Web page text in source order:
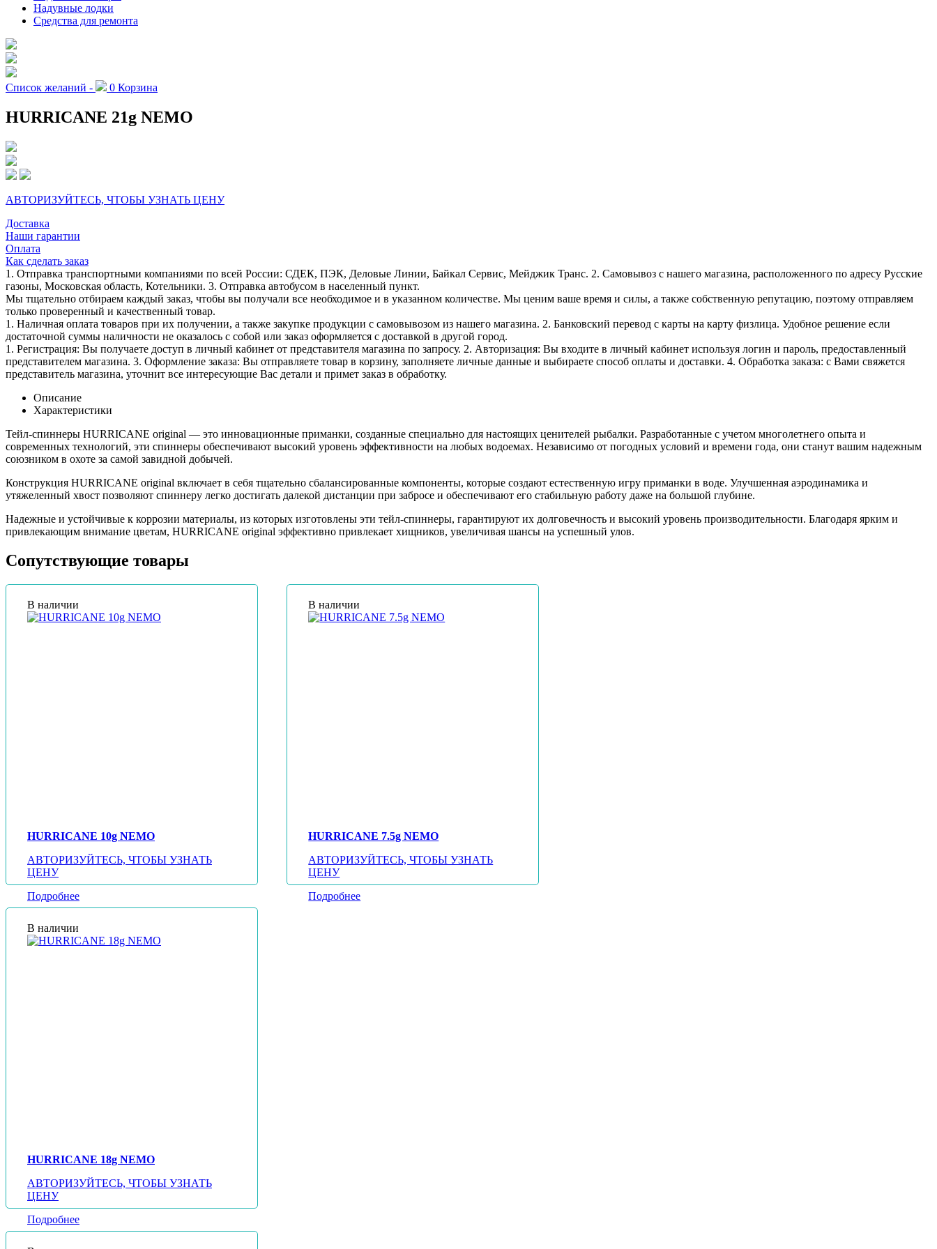
Надувные лодки
Средства для ремонта
Список желаний - 0 Корзина
HURRICANE 21g NEMO
АВТОРИЗУЙТЕСЬ, ЧТОБЫ УЗНАТЬ ЦЕНУ
Доставка
Наши гарантии
Оплата
Как сделать заказ
1. Отправка транспортными компаниями по всей России: СДЕК, ПЭК, Деловые Линии, Байкал Сервис, Мейджик Транс. 2. Самовывоз с нашего магазина, расположенного по адресу Русские
газоны, Московская область, Котельники. 3. Отправка автобусом в населенный пункт.
Мы тщательно отбираем каждый заказ, чтобы вы получали все необходимое и в указанном количестве. Мы ценим ваше время и силы, а также собственную репутацию, поэтому отправляем
только проверенный и качественный товар.
1. Наличная оплата товаров при их получении, а также закупке продукции с самовывозом из нашего магазина. 2. Банковский перевод с карты на карту физлица. Удобное решение если
достаточной суммы наличности не оказалось с собой или заказ оформляется с доставкой в другой город.
1. Регистрация: Вы получаете доступ в личный кабинет от представителя магазина по запросу. 2. Авторизация: Вы входите в личный кабинет используя логин и пароль, предоставленный
представителем магазина. 3. Оформление заказа: Вы отправляете товар в корзину, заполняете личные данные и выбираете способ оплаты и доставки. 4. Обработка заказа: с Вами свяжется
представитель магазина, уточнит все интересующие Вас детали и примет заказ в обработку.
Описание
Характеристики
Тейл-спиннеры HURRICANE original — это инновационные приманки, созданные специально для настоящих ценителей рыбалки. Разработанные с учетом многолетнего опыта и
современных технологий, эти спиннеры обеспечивают высокий уровень эффективности на любых водоемах. Независимо от погодных условий и времени года, они станут вашим надежным
союзником в охоте за самой завидной добычей.
Конструкция HURRICANE original включает в себя тщательно сбалансированные компоненты, которые создают естественную игру приманки в воде. Улучшенная аэродинамика и
утяжеленный хвост позволяют спиннеру легко достигать далекой дистанции при забросе и обеспечивают его стабильную работу даже на большой глубине.
Надежные и устойчивые к коррозии материалы, из которых изготовлены эти тейл-спиннеры, гарантируют их долговечность и высокий уровень производительности. Благодаря ярким и
привлекающим внимание цветам, HURRICANE original эффективно привлекает хищников, увеличивая шансы на успешный улов.
Сопутствующие товары
В наличии
HURRICANE 10g NEMO
АВТОРИЗУЙТЕСЬ, ЧТОБЫ УЗНАТЬ
ЦЕНУ
Подробнее
В наличии
HURRICANE 7.5g NEMO
АВТОРИЗУЙТЕСЬ, ЧТОБЫ УЗНАТЬ
ЦЕНУ
Подробнее
В наличии
HURRICANE 18g NEMO
АВТОРИЗУЙТЕСЬ, ЧТОБЫ УЗНАТЬ
ЦЕНУ
Подробнее